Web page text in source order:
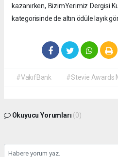
kazanırken, BizimYerimiz Dergisi
kategorisinde de altın ödüle layık
#VakıfBank #Stevie Awards
Okuyucu Yorumları (0)